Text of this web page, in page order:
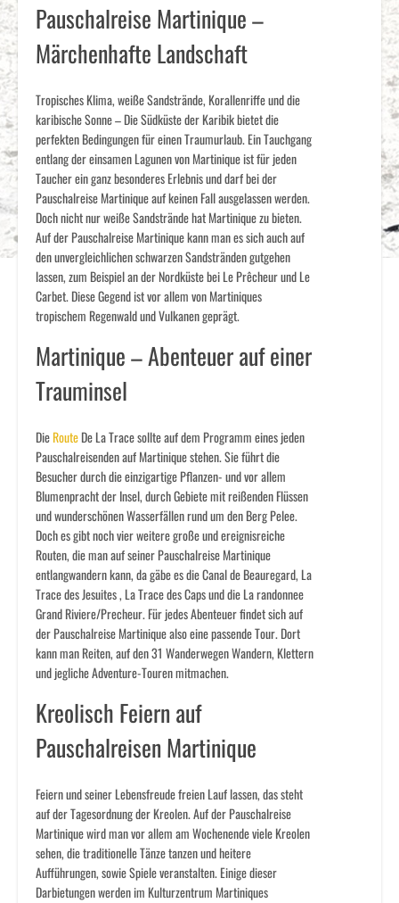
Pauschalreise Martinique –
Märchenhafte Landschaft
Tropisches Klima, weiße Sandstrände, Korallenriffe und die
karibische Sonne – Die Südküste der Karibik bietet die
perfekten Bedingungen für einen Traumurlaub. Ein Tauchgang
entlang der einsamen Lagunen von Martinique ist für jeden
Taucher ein ganz besonderes Erlebnis und darf bei der
Pauschalreise Martinique auf keinen Fall ausgelassen werden.
Doch nicht nur weiße Sandstrände hat Martinique zu bieten.
Auf der Pauschalreise Martinique kann man es sich auch auf
den unvergleichlichen schwarzen Sandstränden gutgehen
lassen, zum Beispiel an der Nordküste bei Le Prêcheur und Le
Carbet. Diese Gegend ist vor allem von Martiniques
tropischem Regenwald und Vulkanen geprägt.
Martinique – Abenteuer auf einer
Trauminsel
DieRouteDe La Trace sollte auf dem Programm eines jeden
Pauschalreisenden auf Martinique stehen. Sie führt die
Besucher durch die einzigartige Pflanzen- und vor allem
Blumenpracht der Insel, durch Gebiete mit reißenden Flüssen
und wunderschönen Wasserfällen rund um den Berg Pelee.
Doch es gibt noch vier weitere große und ereignisreiche
Routen, die man auf seiner Pauschalreise Martinique
entlangwandern kann, da gäbe es die Canal de Beauregard, La
Trace des Jesuites , La Trace des Caps und die La randonnee
Grand Riviere/Precheur. Für jedes Abenteuer findet sich auf
der Pauschalreise Martinique also eine passende Tour. Dort
kann man Reiten, auf den 31 Wanderwegen Wandern, Klettern
und jegliche Adventure-Touren mitmachen.
Kreolisch Feiern auf
Pauschalreisen Martinique
Feiern und seiner Lebensfreude freien Lauf lassen, das steht
auf der Tagesordnung der Kreolen. Auf der Pauschalreise
Martinique wird man vor allem am Wochenende viele Kreolen
sehen, die traditionelle Tänze tanzen und heitere
Aufführungen, sowie Spiele veranstalten. Einige dieser
Darbietungen werden im Kulturzentrum Martiniques